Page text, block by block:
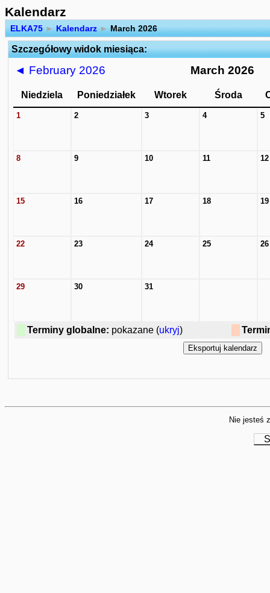
Kalendarz
ELKA75 ► Kalendarz ►March 2026
Szczegółowy widok miesiąca:
◄ February 2026 March 2026
Niedziela Poniedziałek Wtorek Środa
1 2 3 4 5
8 9 10 11 12
15 16 17 18 19
22 23 24 25 26
29 30 31
Terminy globalne: pokazane (ukryj)
Nie jesteś